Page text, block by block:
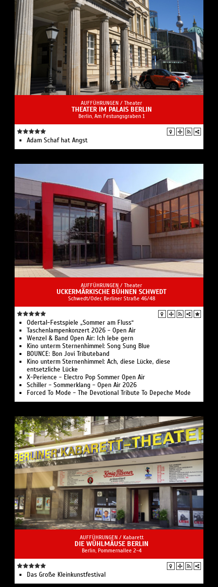
AUFFÜHRUNGEN / Theater
THEATER IM PALAIS BERLIN
Berlin, Am Festungsgraben 1
Adam Schaf hat Angst
AUFFÜHRUNGEN / Theater
UCKERMÄRKISCHE BÜHNEN SCHWEDT
Schwedt/Oder, Berliner Straße 46/48
Odertal-Festspiele „Sommer am Fluss“
Taschenlampenkonzert 2026 - Open Air
Wenzel & Band Open Air: Ich lebe gern
Kino unterm Sternenhimmel: Song Sung Blue
BOUNCE: Bon Jovi Tributeband
Kino unterm Sternenhimmel: Ach, diese Lücke, diese
entsetzliche Lücke
X-Perience - Electro Pop Sommer Open Air
Schiller - Sommerklang - Open Air 2026
Forced To Mode - The Devotional Tribute To Depeche Mode
AUFFÜHRUNGEN / Kabarett
DIE WÜHLMÄUSE BERLIN
Berlin, Pommernallee 2-4
Das Große Kleinkunstfestival